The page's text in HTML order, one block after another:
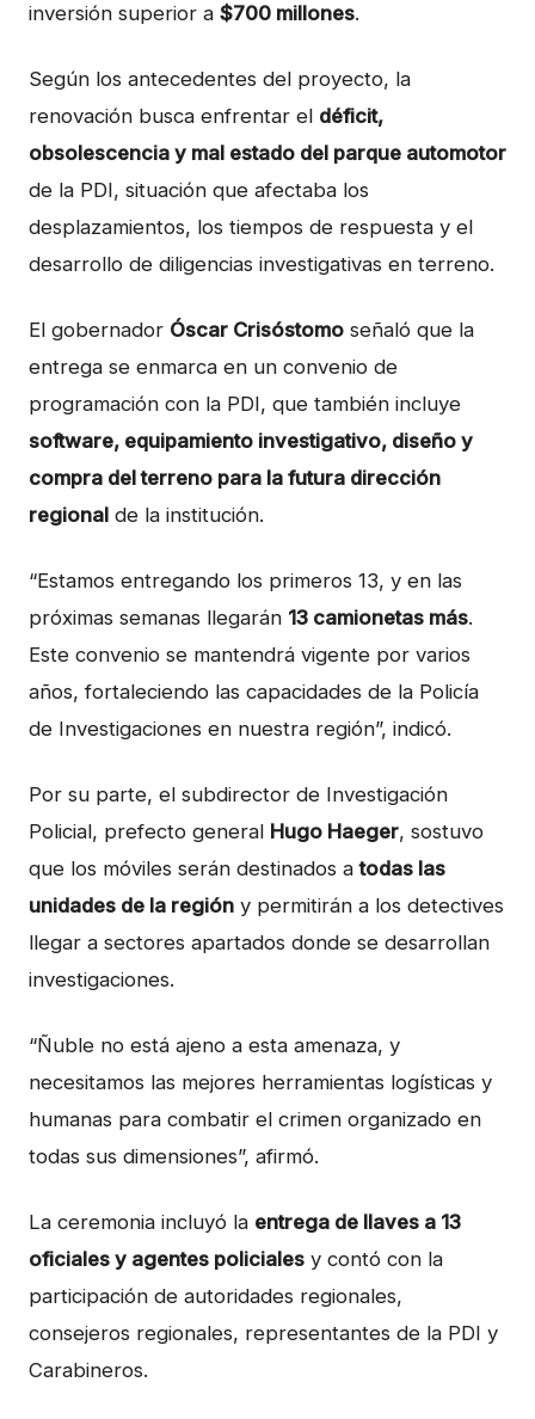
inversión superior a $700 millones.
Según los antecedentes del proyecto, la
renovación busca enfrentar el déficit,
obsolescencia y mal estado del parque automotor
de la PDI, situación que afectaba los
desplazamientos, los tiempos de respuesta y el
desarrollo de diligencias investigativas en terreno.
El gobernador Óscar Crisóstomo señaló que la
entrega se enmarca en un convenio de
programación con la PDI, que también incluye
software, equipamiento investigativo, diseño y
compra del terreno para la futura dirección
regional de la institución.
“Estamos entregando los primeros 13, y en las
próximas semanas llegarán 13 camionetas más.
Este convenio se mantendrá vigente por varios
años, fortaleciendo las capacidades de la Policía
de Investigaciones en nuestra región”, indicó.
Por su parte, el subdirector de Investigación
Policial, prefecto general Hugo Haeger, sostuvo
que los móviles serán destinados atodas las
unidades de la región y permitirán a los detectives
llegar a sectores apartados donde se desarrollan
investigaciones.
“Ñuble no está ajeno a esta amenaza, y
necesitamos las mejores herramientas logísticas y
humanas para combatir el crimen organizado en
todas sus dimensiones”, afirmó.
La ceremonia incluyó la entrega de llaves a 13
oficiales y agentes policiales y contó con la
participación de autoridades regionales,
consejeros regionales, representantes de la PDI y
Carabineros.